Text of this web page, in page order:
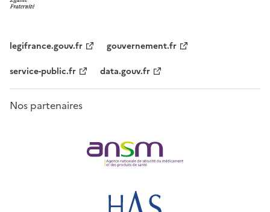
legifrance.gouv.fr
gouvernement.fr
service-public.fr
data.gouv.fr
Nos partenaires